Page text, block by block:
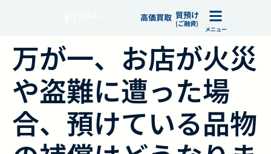
高価買取 質預け
(ご融資)
メニュー
万が一、お店が火災
や盗難に遭った場
合、預けている品物